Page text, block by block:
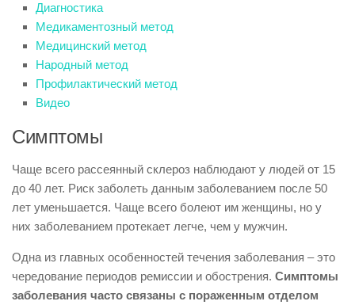
Диагностика
Медикаментозный метод
Медицинский метод
Народный метод
Профилактический метод
Видео
Симптомы
Чаще всего рассеянный склероз наблюдают у людей от 15
до 40 лет. Риск заболеть данным заболеванием после 50
лет уменьшается. Чаще всего болеют им женщины, но у
них заболеванием протекает легче, чем у мужчин.
Одна из главных особенностей течения заболевания – это
чередование периодов ремиссии и обострения. Симптомы
заболевания часто связаны с пораженным отделом